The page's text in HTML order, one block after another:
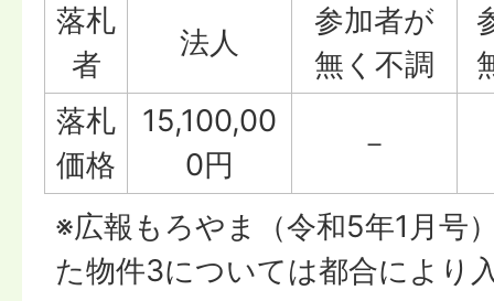
落札
者
法人
参加者が
無く不調
落札
価格
15,100,00
0円
－
※広報もろやま（令和5年1月号
た物件3については都合により